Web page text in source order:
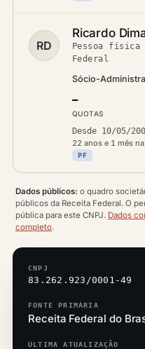
RD
Ricardo
Pessoa física
Federal
Sócio-
—
QUOTAS
Desde 10/05/
22 anos e 1 mês
PF
Dados públicos: o quadro
públicos da Receita Federal. O
pública para este CNPJ. Dados
completo.
CNPJ
83.262.923/0001-49
FONTE PRIMÁRIA
Receita Federal do
ÚLTIMA ATUALIZAÇÃO